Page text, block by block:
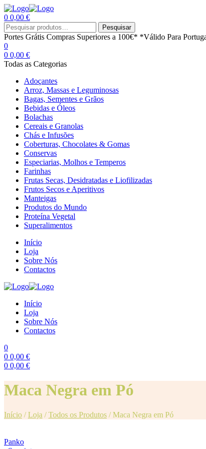
0 0,00 €
Menu
Procurar
por:
Pesquisar
Portes Grátis Compras Superiores a 100€* *Válido Para
0
0 0,00 €
Todas as Categorias
Adoçantes
Arroz, Massas e Leguminosas
Bagas, Sementes e Grãos
Bebidas e Óleos
Bolachas
Cereais e Granolas
Chás e Infusões
Coberturas, Chocolates & Gomas
Conservas
Especiarias, Molhos e Temperos
Farinhas
Frutas Secas, Desidratadas e Liofilizadas
Frutos Secos e Aperitivos
Manteigas
Produtos do Mundo
Proteína Vegetal
Superalimentos
Início
Loja
Sobre Nós
Contactos
Início
Loja
Sobre Nós
Contactos
0
0 0,00 €
0 0,00 €
Maca Negra em Pó
Início /Loja /Todos os Produtos /Maca Negra em Pó
Panko